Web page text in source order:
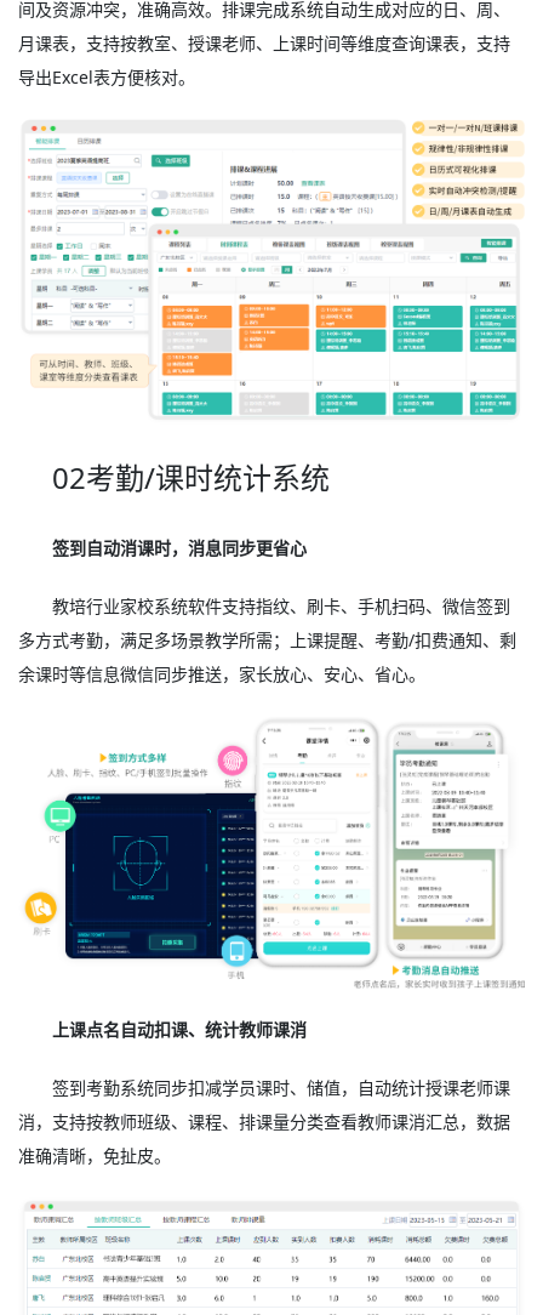
间及资源冲突，准确高效。排课完成系统自动生成对应的日、周、
月课表，支持按教室、授课老师、上课时间等维度查询课表，支持
导出Excel表方便核对。
02考勤/课时统计系统
签到自动消课时，消息同步更省心
教培行业家校系统软件支持指纹、刷卡、手机扫码、微信签到
多方式考勤，满足多场景教学所需；上课提醒、考勤/扣费通知、剩
余课时等信息微信同步推送，家长放心、安心、省心。
上课点名自动扣课、统计教师课消
签到考勤系统同步扣减学员课时、储值，自动统计授课老师课
消，支持按教师班级、课程、排课量分类查看教师课消汇总，数据
准确清晰，免扯皮。